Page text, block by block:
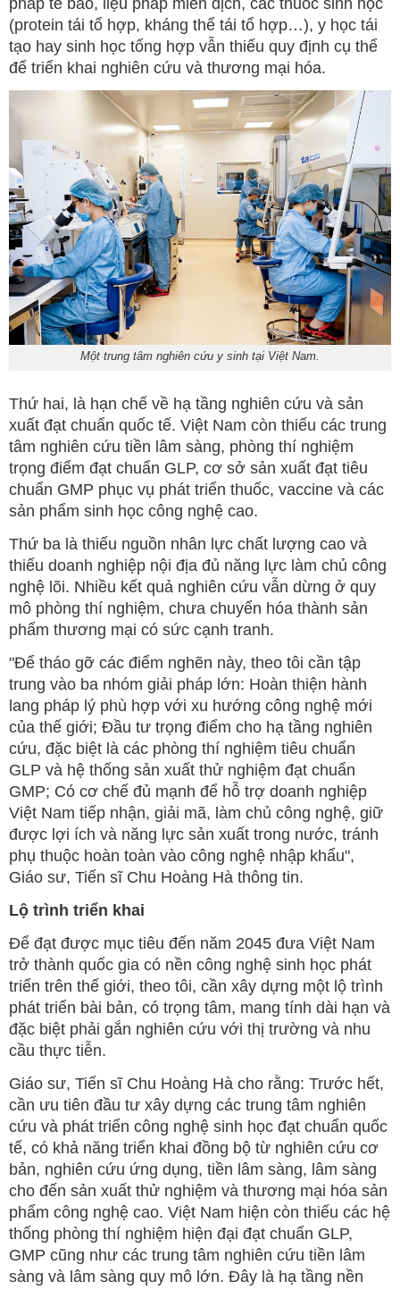
(protein tái tổ hợp, kháng thể tái tổ hợp…), y học tái
tạo hay sinh học tổng hợp vẫn thiếu quy định cụ thể
để triển khai nghiên cứu và thương mại hóa.
Một trung tâm nghiên cứu y sinh tại Việt Nam.
Thứ hai, là hạn chế về hạ tầng nghiên cứu và sản
xuất đạt chuẩn quốc tế. Việt Nam còn thiếu các trung
tâm nghiên cứu tiền lâm sàng, phòng thí nghiệm
trọng điểm đạt chuẩn GLP, cơ sở sản xuất đạt tiêu
chuẩn GMP phục vụ phát triển thuốc, vaccine và các
sản phẩm sinh học công nghệ cao.
Thứ ba là thiếu nguồn nhân lực chất lượng cao và
thiếu doanh nghiệp nội địa đủ năng lực làm chủ công
nghệ lõi. Nhiều kết quả nghiên cứu vẫn dừng ở quy
mô phòng thí nghiệm, chưa chuyển hóa thành sản
phẩm thương mại có sức cạnh tranh.
"Để tháo gỡ các điểm nghẽn này, theo tôi cần tập
trung vào ba nhóm giải pháp lớn: Hoàn thiện hành
lang pháp lý phù hợp với xu hướng công nghệ mới
của thế giới; Đầu tư trọng điểm cho hạ tầng nghiên
cứu, đặc biệt là các phòng thí nghiệm tiêu chuẩn
GLP và hệ thống sản xuất thử nghiệm đạt chuẩn
GMP; Có cơ chế đủ mạnh để hỗ trợ doanh nghiệp
Việt Nam tiếp nhận, giải mã, làm chủ công nghệ, giữ
được lợi ích và năng lực sản xuất trong nước, tránh
phụ thuộc hoàn toàn vào công nghệ nhập khẩu",
Giáo sư, Tiến sĩ Chu Hoàng Hà thông tin.
Lộ trình triển khai
Để đạt được mục tiêu đến năm 2045 đưa Việt Nam
trở thành quốc gia có nền công nghệ sinh học phát
triển trên thế giới, theo tôi, cần xây dựng một lộ trình
phát triển bài bản, có trọng tâm, mang tính dài hạn và
đặc biệt phải gắn nghiên cứu với thị trường và nhu
cầu thực tiễn.
Giáo sư, Tiến sĩ Chu Hoàng Hà cho rằng: Trước hết,
cần ưu tiên đầu tư xây dựng các trung tâm nghiên
cứu và phát triển công nghệ sinh học đạt chuẩn quốc
tế, có khả năng triển khai đồng bộ từ nghiên cứu cơ
bản, nghiên cứu ứng dụng, tiền lâm sàng, lâm sàng
cho đến sản xuất thử nghiệm và thương mại hóa sản
phẩm công nghệ cao. Việt Nam hiện còn thiếu các hệ
thống phòng thí nghiệm hiện đại đạt chuẩn GLP,
GMP cũng như các trung tâm nghiên cứu tiền lâm
sàng và lâm sàng quy mô lớn. Đây là hạ tầng nền